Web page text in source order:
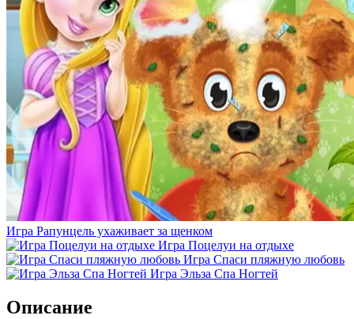
Игра Рапунцель ухаживает за щенком
Игра Поцелуи на отдыхе
Игра Спаси пляжную любовь
Игра Эльза Спа Ногтей
Описание